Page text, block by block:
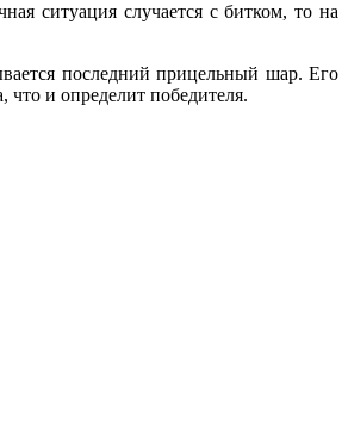
ситуация случается с битком, то на
последний прицельный шар. Его
что и определит победителя.